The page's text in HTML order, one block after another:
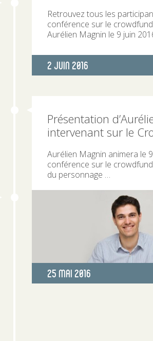
Retrouvez tous les
conférence sur le
Aurélien Magnin le 9 juin
Publié
2 Juin 2016
Présentation
intervenant sur le
Aurélien Magnin animera le
conférence sur le
du personnage …
Publié
25 Mai 2016